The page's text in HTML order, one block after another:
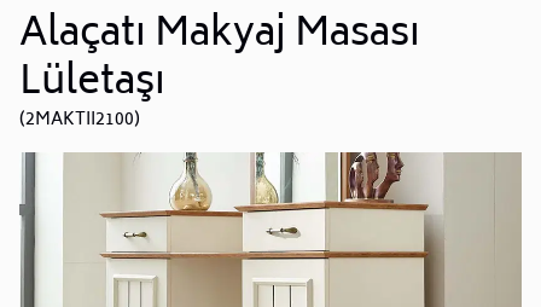
Alaçatı Makyaj Masası
Lületaşı
(2MAKTII2100)